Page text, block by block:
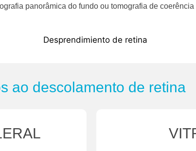
panorâmica do fundo ou tomografia de coerência
ao descolamento de retina